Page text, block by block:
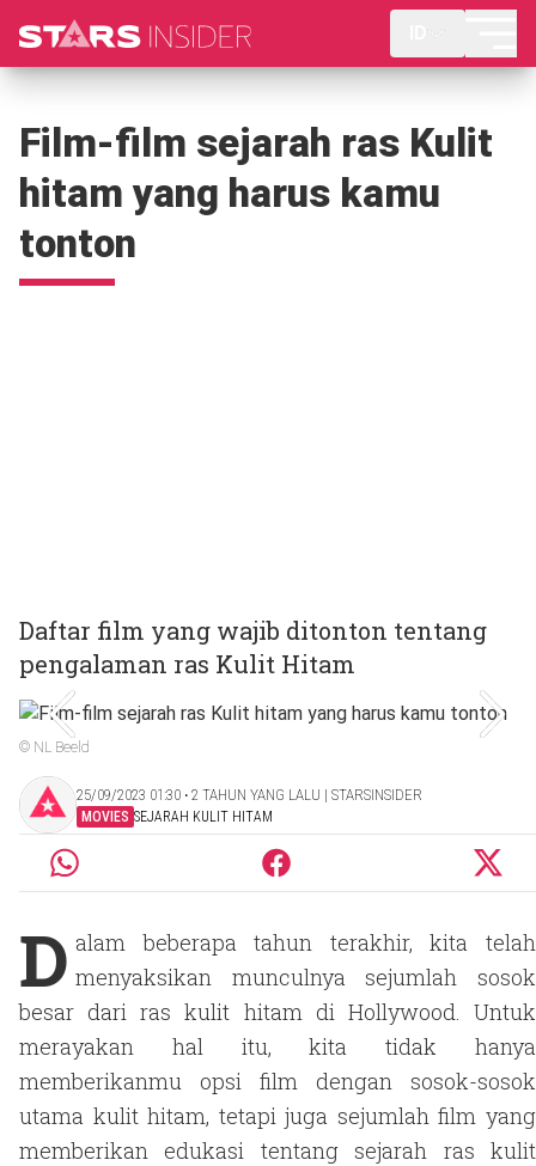
Film-film sejarah ras Kulit
hitam yang harus kamu
tonton
Daftar film yang wajib ditonton tentang
pengalaman ras Kulit Hitam
© NL Beeld
25/09/2023 01:30 ‧ 2 TAHUN YANG LALU | STARSINSIDER
MOVIES SEJARAH KULIT HITAM
D alam beberapa tahun terakhir, kita telah
menyaksikan munculnya sejumlah sosok
besar dari ras kulit hitam di Hollywood. Untuk
merayakan hal itu, kita tidak hanya
memberikanmu opsi film dengan sosok-sosok
utama kulit hitam, tetapi juga sejumlah film yang
memberikan edukasi tentang sejarah ras kulit